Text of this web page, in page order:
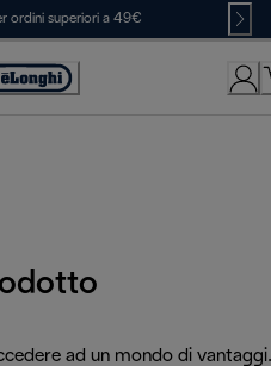
ordini superiori a 49€
ad un mondo di vantaggi.